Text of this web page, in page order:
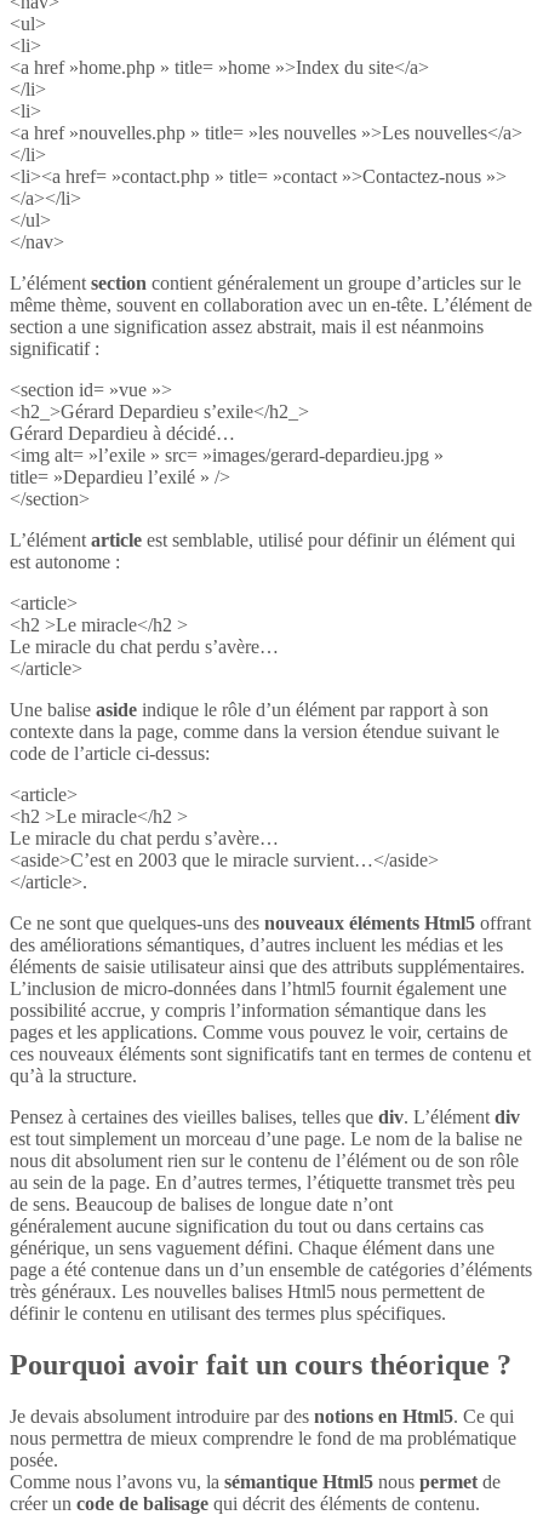
<ul>
<li>
<a href »home.php » title= »home »>Index du site</a>
</li>
<li>
<a href »nouvelles.php » title= »les nouvelles »>Les nouvelles</a>
</li>
<li><a href= »contact.php » title= »contact »>Contactez-nous »>
</a></li>
</ul>
</nav>
L’élément section contient généralement un groupe d’articles sur le
même thème, souvent en collaboration avec un en-tête. L’élément de
section a une signification assez abstrait, mais il est néanmoins
significatif :
<section id= »vue »>
<h2_>Gérard Depardieu s’exile</h2_>
Gérard Depardieu à décidé…
<img alt= »l’exile » src= »images/gerard-depardieu.jpg »
title= »Depardieu l’exilé » />
</section>
L’élément article est semblable, utilisé pour définir un élément qui
est autonome :
<article>
<h2 >Le miracle</h2 >
Le miracle du chat perdu s’avère…
</article>
Une balise aside indique le rôle d’un élément par rapport à son
contexte dans la page, comme dans la version étendue suivant le
code de l’article ci-dessus:
<article>
<h2 >Le miracle</h2 >
Le miracle du chat perdu s’avère…
<aside>C’est en 2003 que le miracle survient…</aside>
</article>.
Ce ne sont que quelques-uns des nouveaux éléments Html5 offrant
des améliorations sémantiques, d’autres incluent les médias et les
éléments de saisie utilisateur ainsi que des attributs supplémentaires.
L’inclusion de micro-données dans l’html5 fournit également une
possibilité accrue, y compris l’information sémantique dans les
pages et les applications. Comme vous pouvez le voir, certains de
ces nouveaux éléments sont significatifs tant en termes de contenu et
qu’à la structure.
Pensez à certaines des vieilles balises, telles que div. L’élément div
est tout simplement un morceau d’une page. Le nom de la balise ne
nous dit absolument rien sur le contenu de l’élément ou de son rôle
au sein de la page. En d’autres termes, l’étiquette transmet très peu
de sens. Beaucoup de balises de longue date n’ont
généralement aucune signification du tout ou dans certains cas
générique, un sens vaguement défini. Chaque élément dans une
page a été contenue dans un d’un ensemble de catégories d’éléments
très généraux. Les nouvelles balises Html5 nous permettent de
définir le contenu en utilisant des termes plus spécifiques.
Pourquoi avoir fait un cours théorique ?
Je devais absolument introduire par des notions en Html5. Ce qui
nous permettra de mieux comprendre le fond de ma problématique
posée.
Comme nous l’avons vu, la sémantique Html5 nous permet de
créer un code de balisage qui décrit des éléments de contenu.